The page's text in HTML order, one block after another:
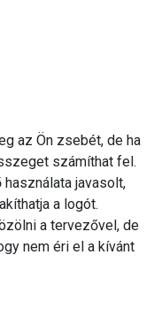
az Ön zsebét, de ha
számíthat fel.
javasolt,
a logót.
a tervezővel, de
nem éri el a kívánt